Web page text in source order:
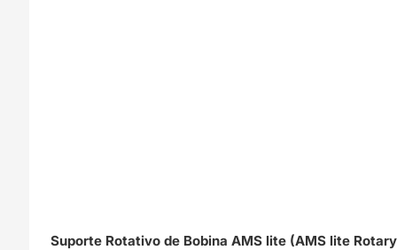
Suporte Rotativo de Bobina AMS lite (AMS lite